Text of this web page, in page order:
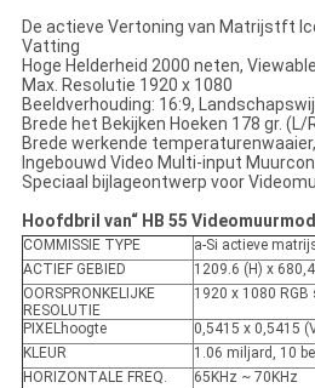
De actieve Vertoning van Matrijstft
Vatting
Hoge Helderheid 2000 neten,
Max. Resolutie 1920 x 1080
Beeldverhouding: 16:9,
Brede het Bekijken Hoeken 178 gr. (L/
Brede werkende
Ingebouwd Video Multi-input
Speciaal bijlageontwerp voor
Hoofdbril van“ HB 55
COMMISSIE TYPE
a-Si actieve
ACTIEF GEBIED
1209.6 (H) x
OORSPRONKELIJKE
RESOLUTIE
1920 x 1080 RGB
PIXELhoogte
0,5415 x 0,5415
KLEUR
1.06 miljard, 10
HORIZONTALE FREQ.
65KHz ~ 70KHz